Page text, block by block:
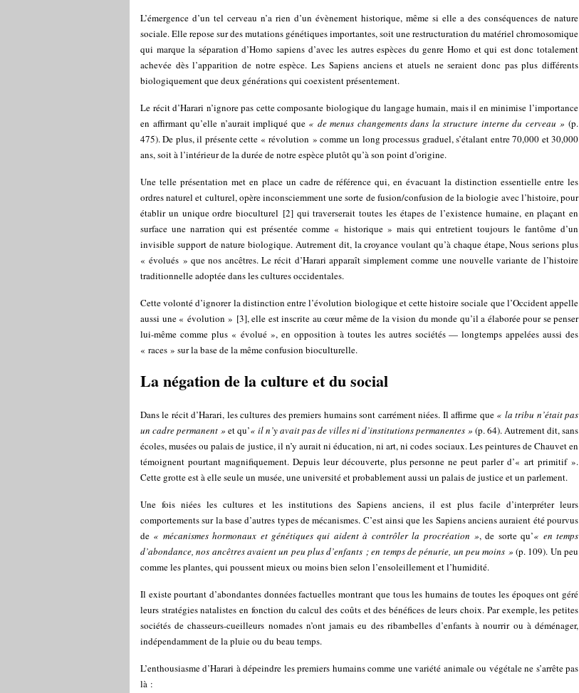
L’émergence d’un tel cerveau n’a rien d’un évènement historique, même si elle a des conséquences de nature
sociale. Elle repose sur des mutations génétiques importantes, soit une restructuration du matériel chromosomique
qui marque la séparation d’Homo sapiens d’avec les autres espèces du genre Homo et qui est donc totalement
achevée dès l’apparition de notre espèce. Les Sapiens anciens et atuels ne seraient donc pas plus différents
biologiquement que deux générations qui coexistent présentement.
Le récit d’Harari n’ignore pas cette composante biologique du langage humain, mais il en minimise l’importance
en affirmant qu’elle n’aurait impliqué que « de menus changements dans la structure interne du cerveau » (p.
475). De plus, il présente cette « révolution » comme un long processus graduel, s’étalant entre 70,000 et 30,000
ans, soit à l’intérieur de la durée de notre espèce plutôt qu’à son point d’origine.
Une telle présentation met en place un cadre de référence qui, en évacuant la distinction essentielle entre les
ordres naturel et culturel, opère inconsciemment une sorte de fusion/confusion de la biologie avec l’histoire, pour
établir un unique ordre bioculturel [2]qui traverserait toutes les étapes de l’existence humaine, en plaçant en
surface une narration qui est présentée comme « historique » mais qui entretient toujours le fantôme d’un
invisible support de nature biologique. Autrement dit, la croyance voulant qu’à chaque étape, Nous serions plus
« évolués » que nos ancêtres. Le récit d’Harari apparaît simplement comme une nouvelle variante de l’histoire
traditionnelle adoptée dans les cultures occidentales.
Cette volonté d’ignorer la distinction entre l’évolution biologique et cette histoire sociale que l’Occident appelle
aussi une « évolution » [3], elle est inscrite au cœur même de la vision du monde qu’il a élaborée pour se penser
lui-même comme plus « évolué », en opposition à toutes les autres sociétés — longtemps appelées aussi des
« races » sur la base de la même confusion bioculturelle.
La négation de la culture et du social
Dans le récit d’Harari, les cultures des premiers humains sont carrément niées. Il affirme que « la tribu n’était pas
un cadre permanent » et qu’« il n’y avait pas de villes ni d’institutions permanentes » (p. 64). Autrement dit, sans
écoles, musées ou palais de justice, il n’y aurait ni éducation, ni art, ni codes sociaux. Les peintures de Chauvet en
témoignent pourtant magnifiquement. Depuis leur découverte, plus personne ne peut parler d’« art primitif ».
Cette grotte est à elle seule un musée, une université et probablement aussi un palais de justice et un parlement.
Une fois niées les cultures et les institutions des Sapiens anciens, il est plus facile d’interpréter leurs
comportements sur la base d’autres types de mécanismes. C’est ainsi que les Sapiens anciens auraient été pourvus
de « mécanismes hormonaux et génétiques qui aident à contrôler la procréation », de sorte qu’« en temps
d’abondance, nos ancêtres avaient un peu plus d’enfants ; en temps de pénurie, un peu moins » (p. 109). Un peu
comme les plantes, qui poussent mieux ou moins bien selon l’ensoleillement et l’humidité.
Il existe pourtant d’abondantes données factuelles montrant que tous les humains de toutes les époques ont géré
leurs stratégies natalistes en fonction du calcul des coûts et des bénéfices de leurs choix. Par exemple, les petites
sociétés de chasseurs-cueilleurs nomades n’ont jamais eu des ribambelles d’enfants à nourrir ou à déménager,
indépendamment de la pluie ou du beau temps.
L’enthousiasme d’Harari à dépeindre les premiers humains comme une variété animale ou végétale ne s’arrête pas
là :